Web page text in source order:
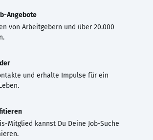
Angebote
von Arbeitgebern und über 20.000
und erhalte Impulse für ein
Mitglied kannst Du Deine Job-Suche